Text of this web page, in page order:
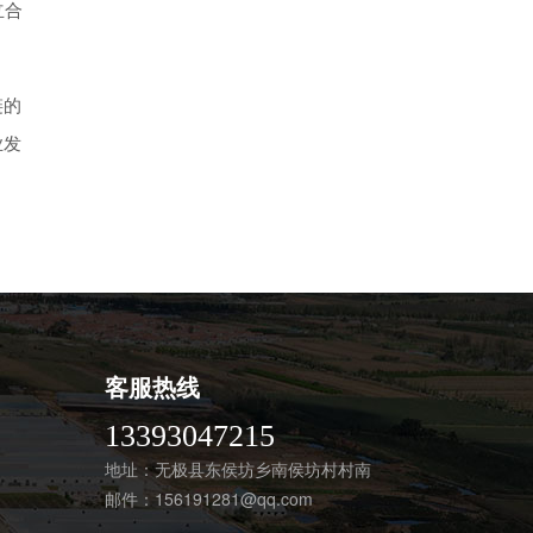
客服热线
13393047215
地址：无极县东侯坊乡南侯坊村村南
邮件： 156191281@qq.com